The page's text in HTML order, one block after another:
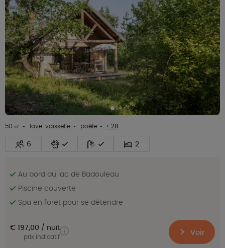
50 ㎡ lave-vaisselle poêle + 28
6 2
Au bord du lac de Badouleau
Piscine couverte
Spa en forêt pour se détendre
€ 197,00 nuit
prix indicatif Voir